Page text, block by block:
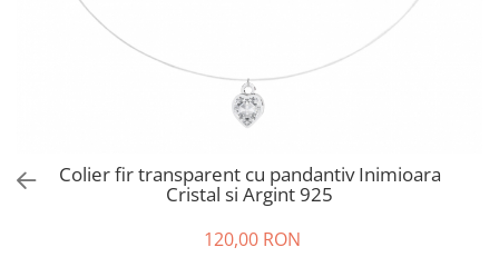
Coliere Transparente cu Stea
Coliere Transparente cu Soare
Coliere Transparente cu Semilună
Coliere Transparente cu Zodii
Coliere Transparente cu Flori
Coliere Transparente cu Molecule
Brățări din Argint cu pietre
semiprețioase
Brățări elastice cu pietre
Colier fir transparent cu pandantiv Inimioara
Cristal si Argint 925
120,00 RON